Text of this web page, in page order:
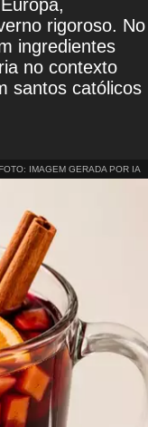
rigoroso. No
ingredientes
no contexto
santos católicos
IMAGEM GERADA POR IA